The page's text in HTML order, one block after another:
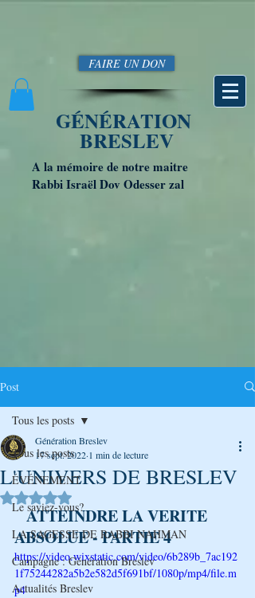
FAIRE UN DON
GÉNÉRATION
BRESLEV
A la mémoire de notre maitre
Rabbi Israël Dov Odesser zal
Post
Tous les posts
ÉVÉNEMENT
Le saviez-vous?
LA SAGESSE DE RABBI NAHMAN
Campagne : Génération Breslev
Actualités Breslev
Tous les posts
L'UNIVERS DE BRESLEV
Génération Breslev
17 sept. 2022 1 min de lecture
Noté NaN étoiles sur 5.
ATTEINDRE LA VERITE
ABSOLUE - PARTIE 4
https://video.wixstatic.com/video/6b289b_7ac192
1f75244282a5b2e582d5f691bf/1080p/mp4/file.m
p4